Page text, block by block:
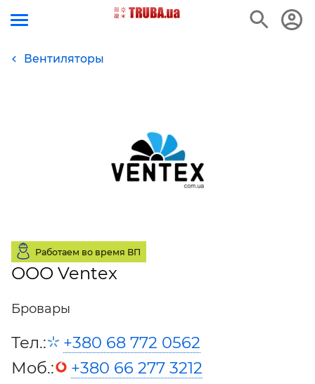
Вентиляторы
Работаем во время ВП
ООО Ventex
Бровары
Тел.:
+380 68 772 0562
Моб.:
+380 66 277 3212